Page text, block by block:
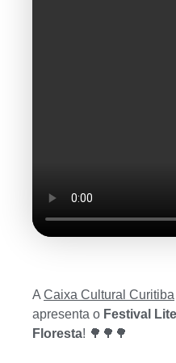
A Caixa Cultural Curitiba
apresenta o Festival
Floresta! 🌳🌳🌳